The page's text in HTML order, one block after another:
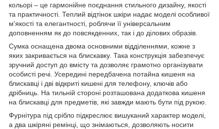
кольорі – це гармонійне поєднання стильного дизайну, якості
та практичності. Теплий відтінок шкіри надає моделі особливої
м'якості та елегантності, роблячи її універсальним
доповненням як до повсякденних, так і до ділових образів.
Сумка оснащена двома основними відділеннями, кожне з
яких закривається на блискавку. Така конструкція забезпечує
зручний доступ до вмісту та дозволяє грамотно організувати
особисті речі. Усередині передбачена потайна кишеня на
блискавці і дві відкриті кишені для телефону, ключів або
дрібниць. На тильній стороні розташована додаткова кишеня
на блискавці для предметів, які завжди мають бути під рукою.
Фурнітура під срібло підкреслює вишуканий характер моделі,
а два шкіряні ремінці, що знімаються, дозволяють носити